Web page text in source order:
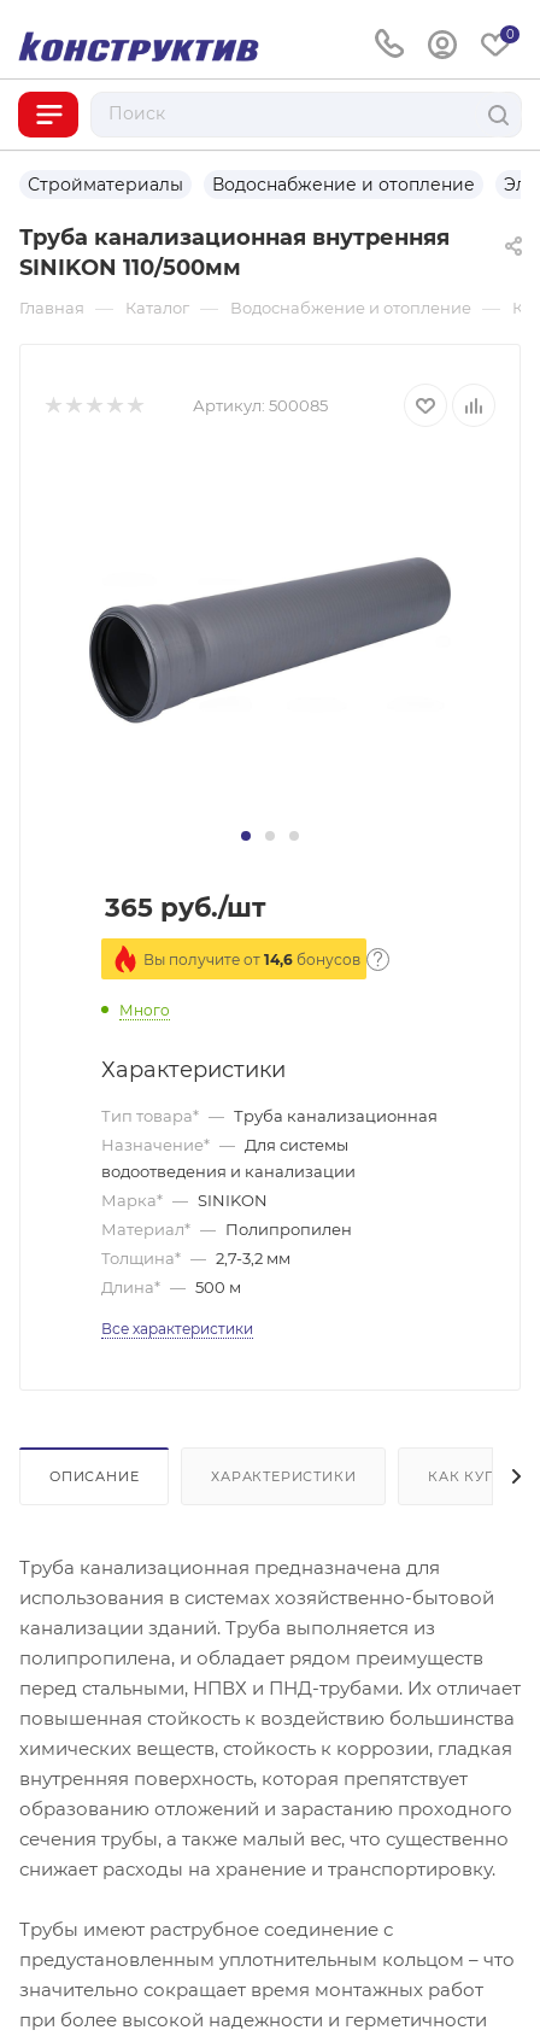
0
Стройматериалы Водоснабжение и отопление
Труба канализационная внутренняя
SINIKON 110/500мм
Главная — Каталог — Водоснабжение и отопление —
Артикул: 500085
365 руб./шт
Вы получите от 14,6 бонусов
Много
Характеристики
Тип товара* — Труба канализационная
Назначение* — Для системы
водоотведения и канализации
Марка* — SINIKON
Материал* — Полипропилен
Толщина* — 2,7-3,2 мм
Длина* — 500 м
Все характеристики
ОПИСАНИЕ ХАРАКТЕРИСТИКИ КАК КУПИТЬ
Труба канализационная предназначена для
использования в системах хозяйственно-бытовой
канализации зданий. Труба выполняется из
полипропилена, и обладает рядом преимуществ
перед стальными, НПВХ и ПНД-трубами. Их отличает
повышенная стойкость к воздействию большинства
химических веществ, стойкость к коррозии, гладкая
внутренняя поверхность, которая препятствует
образованию отложений и зарастанию проходного
сечения трубы, а также малый вес, что существенно
снижает расходы на хранение и транспортировку.
Трубы имеют раструбное соединение с
предустановленным уплотнительным кольцом – что
значительно сокращает время монтажных работ
при более высокой надежности и герметичности